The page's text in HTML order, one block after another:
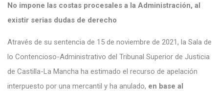
No impone las costas procesales a la Administración, al
existir serias dudas de derecho
Através de su sentencia de 15 de noviembre de 2021, la Sala de
lo Contencioso-Administrativo del Tribunal Superior de Justicia
de Castilla-La Mancha ha estimado el recurso de apelación
interpuesto por una mercantil y ha anulado, en base al